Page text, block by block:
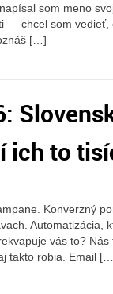
som meno
— chcel som vedieť,
[…]
ich to
Konverzný
Automatizácia,
vás to?
takto robia. Email